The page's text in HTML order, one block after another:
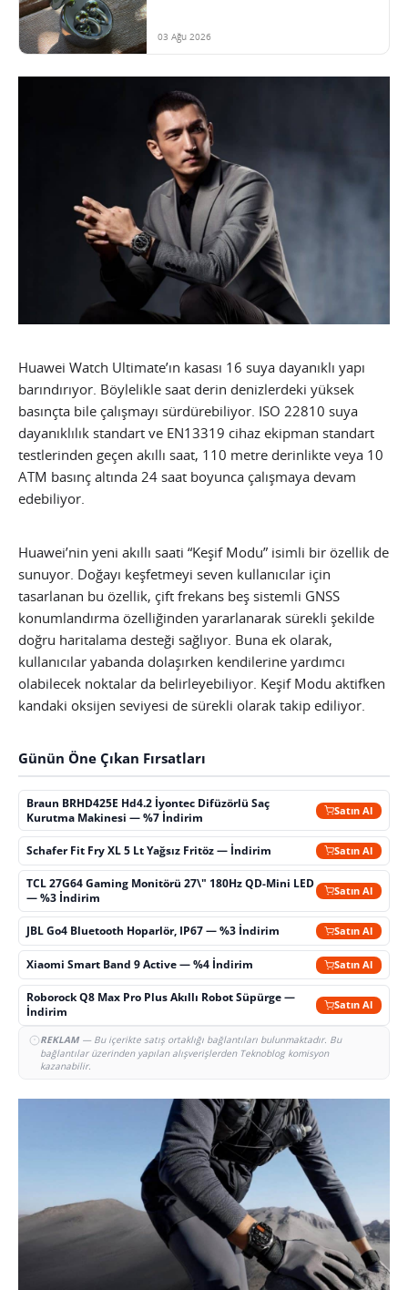
03 Ağu 2026
Huawei Watch Ultimate’ın kasası 16 suya dayanıklı yapı
barındırıyor. Böylelikle saat derin denizlerdeki yüksek
basınçta bile çalışmayı sürdürebiliyor. ISO 22810 suya
dayanıklılık standart ve EN13319 cihaz ekipman standart
testlerinden geçen akıllı saat, 110 metre derinlikte veya 10
ATM basınç altında 24 saat boyunca çalışmaya devam
edebiliyor.
Huawei’nin yeni akıllı saati “Keşif Modu” isimli bir özellik de
sunuyor. Doğayı keşfetmeyi seven kullanıcılar için
tasarlanan bu özellik, çift frekans beş sistemli GNSS
konumlandırma özelliğinden yararlanarak sürekli şekilde
doğru haritalama desteği sağlıyor. Buna ek olarak,
kullanıcılar yabanda dolaşırken kendilerine yardımcı
olabilecek noktalar da belirleyebiliyor. Keşif Modu aktifken
kandaki oksijen seviyesi de sürekli olarak takip ediliyor.
Günün Öne Çıkan Fırsatları
Braun BRHD425E Hd4.2 İyontec Difüzörlü Saç
Kurutma Makinesi — %7 İndirim
Satın Al
Schafer Fit Fry XL 5 Lt Yağsız Fritöz — İndirim Satın Al
TCL 27G64 Gaming Monitörü 27\" 180Hz QD-Mini LED
— %3 İndirim
Satın Al
JBL Go4 Bluetooth Hoparlör, IP67 — %3 İndirim Satın Al
Xiaomi Smart Band 9 Active — %4 İndirim Satın Al
Roborock Q8 Max Pro Plus Akıllı Robot Süpürge —
İndirim
Satın Al
REKLAM— Bu içerikte satış ortaklığı bağlantıları bulunmaktadır. Bu
bağlantılar üzerinden yapılan alışverişlerden Teknoblog komisyon
kazanabilir.